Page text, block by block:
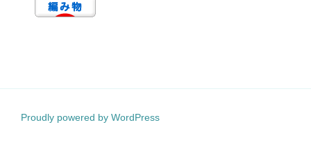
Proudly powered by WordPress